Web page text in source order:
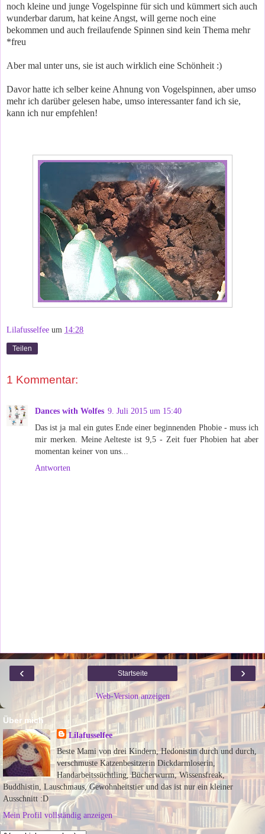
noch kleine und junge Vogelspinne für sich und kümmert sich auch
wunderbar darum, hat keine Angst, will gerne noch eine
bekommen und auch freilaufende Spinnen sind kein Thema mehr
*freu
Aber mal unter uns, sie ist auch wirklich eine Schönheit :)
Davor hatte ich selber keine Ahnung von Vogelspinnen, aber umso
mehr ich darüber gelesen habe, umso interessanter fand ich sie,
kann ich nur empfehlen!
Lilafusselfee um 14:28
Teilen
1 Kommentar:
Dances with Wolfes 9. Juli 2015 um 15:40
Das ist ja mal ein gutes Ende einer beginnenden Phobie - muss ich
mir merken. Meine Aelteste ist 9,5 - Zeit fuer Phobien hat aber
momentan keiner von uns...
Antworten
‹ ›
Startseite
Web-Version anzeigen
Über mich
Lilafusselfee
Beste Mami von drei Kindern, Hedonistin durch und durch,
verschmuste Katzenbesitzerin Dickdarmloserin,
Handarbeitssüchtling, Bücherwurm, Wissensfreak,
Buddhistin, Lauschmaus, Gewohnheitstier und das ist nur ein kleiner
Ausschnitt :D
Mein Profil vollständig anzeigen